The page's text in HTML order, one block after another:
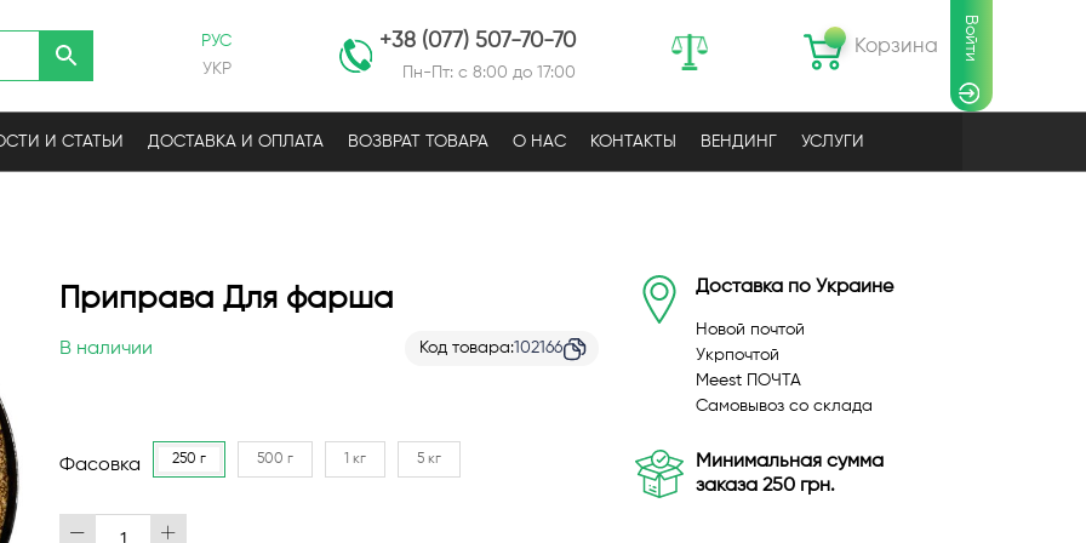
РУС
УКР
+38 (077) 507-70-70
Пн-Пт: с 8:00 до 17:00
Корзина Войти
И СТАТЬИ ДОСТАВКА И ОПЛАТА ВОЗВРАТ ТОВАРА О НАС КОНТАКТЫ ВЕНДИНГ УСЛУГИ
Приправа Для фарша
В наличии Код товара 102166
Фасовка 250 г 500 г 1 кг 5 кг
Доставка по Украине
Новой почтой
Укрпочтой
Meest ПОЧТА
Самовывоз со склада
Минимальная сумма
заказа 250 грн.